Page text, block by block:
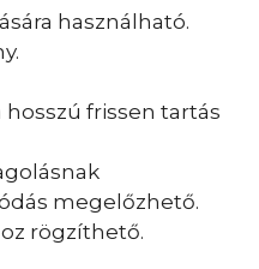
használható.
frissen tartás
megelőzhető.
rögzíthető.